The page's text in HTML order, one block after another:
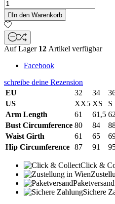
 In den Warenkorb
Auf Lager 12 Artikel verfügbar
Facebook
schreibe deine Rezension
EU
32 34
US
XX5 XS S
Arm Length
61 61,5 62
Bust Circumference 80 84
Waist Girth
61 65
Hip Circumference 87 91
Click &
Paketversand
Sichere